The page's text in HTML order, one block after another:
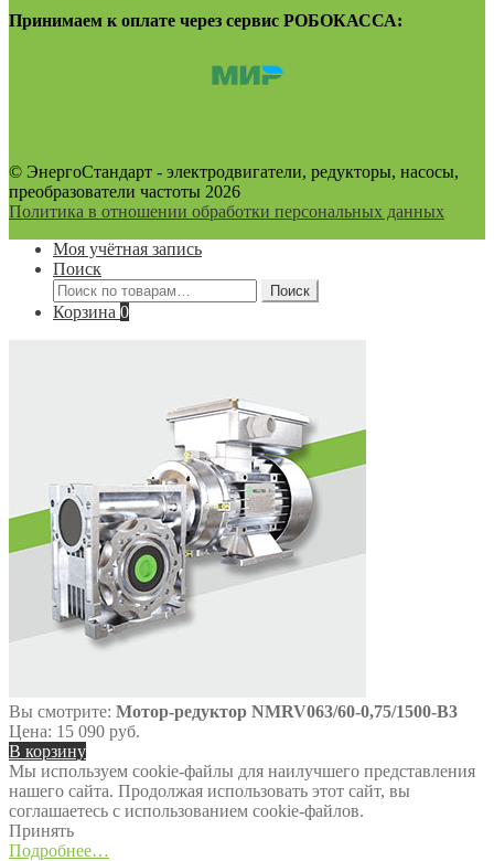
Принимаем к оплате через сервис РОБОКАССА:
© ЭнергоСтандарт - электродвигатели, редукторы, насосы,
преобразователи частоты 2026
Политика в отношении обработки персональных данных
Моя учётная запись
Поиск
Искать:
Поиск
Корзина 0
Вы смотрите: Мотор-редуктор NMRV063/60-0,75/1500-B3
Цена: 15 090 руб.
В корзину
Мы используем cookie-файлы для наилучшего представления
нашего сайта. Продолжая использовать этот сайт, вы
соглашаетесь с использованием cookie-файлов.
Принять
Подробнее…